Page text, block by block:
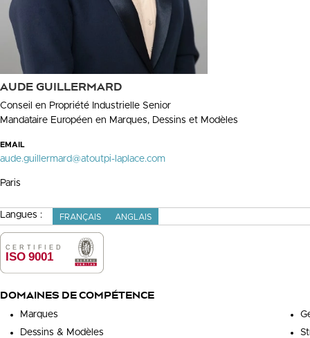
AUDE GUILLERMARD
Conseil en Propriété Industrielle Senior
Mandataire Européen en Marques, Dessins et Modèles
EMAIL
aude.guillermard@atoutpi-laplace.com
Paris
Langues : FRANÇAIS ANGLAIS
DOMAINES DE COMPÉTENCE
Marques
Dessins & Modèles